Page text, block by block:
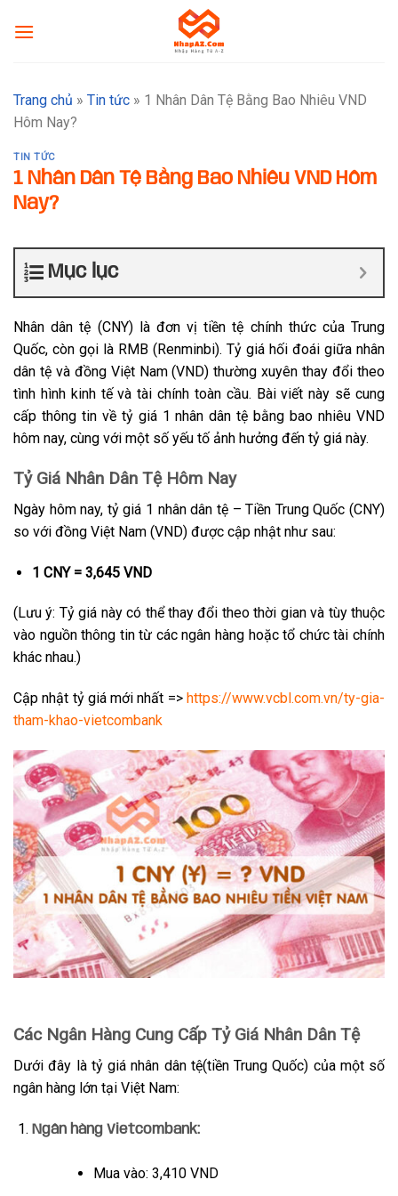
Trang chủ » Tin tức » 1 Nhân Dân Tệ Bằng Bao Nhiêu VND
Hôm Nay?
TIN TỨC
1 Nhân Dân Tệ Bằng Bao Nhiêu VND Hôm
Nay?
Mục lục
Nhân dân tệ (CNY) là đơn vị tiền tệ chính thức của Trung
Quốc, còn gọi là RMB (Renminbi). Tỷ giá hối đoái giữa nhân
dân tệ và đồng Việt Nam (VND) thường xuyên thay đổi theo
tình hình kinh tế và tài chính toàn cầu. Bài viết này sẽ cung
cấp thông tin về tỷ giá 1 nhân dân tệ bằng bao nhiêu VND
hôm nay, cùng với một số yếu tố ảnh hưởng đến tỷ giá này.
Tỷ Giá Nhân Dân Tệ Hôm Nay
Ngày hôm nay, tỷ giá 1 nhân dân tệ – Tiền Trung Quốc (CNY)
so với đồng Việt Nam (VND) được cập nhật như sau:
1 CNY = 3,645 VND
(Lưu ý: Tỷ giá này có thể thay đổi theo thời gian và tùy thuộc
vào nguồn thông tin từ các ngân hàng hoặc tổ chức tài chính
khác nhau.)
Cập nhật tỷ giá mới nhất => https://www.vcbl.com.vn/ty-gia-
tham-khao-vietcombank
Các Ngân Hàng Cung Cấp Tỷ Giá Nhân Dân Tệ
Dưới đây là tỷ giá nhân dân tệ(tiền Trung Quốc) của một số
ngân hàng lớn tại Việt Nam:
Ngân hàng Vietcombank:
Mua vào: 3,410 VND